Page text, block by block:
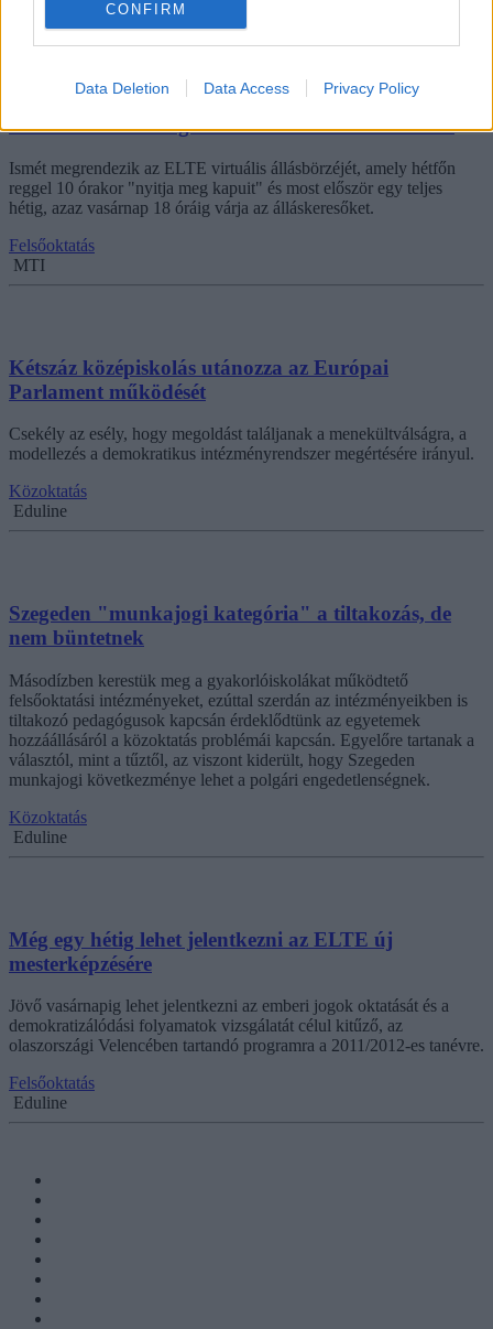
CONFIRM
Data Deletion Data Access Privacy Policy
Az otthonodban segít az ELTE az álláskeresésben
Ismét megrendezik az ELTE virtuális állásbörzéjét, amely hétfőn
reggel 10 órakor "nyitja meg kapuit" és most először egy teljes
hétig, azaz vasárnap 18 óráig várja az álláskeresőket.
Felsőoktatás
MTI
Kétszáz középiskolás utánozza az Európai
Parlament működését
Csekély az esély, hogy megoldást találjanak a menekültválságra, a
modellezés a demokratikus intézményrendszer megértésére irányul.
Közoktatás
Eduline
Szegeden "munkajogi kategória" a tiltakozás, de
nem büntetnek
Másodízben kerestük meg a gyakorlóiskolákat működtető
felsőoktatási intézményeket, ezúttal szerdán az intézményeikben is
tiltakozó pedagógusok kapcsán érdeklődtünk az egyetemek
hozzáállásáról a közoktatás problémái kapcsán. Egyelőre tartanak a
választól, mint a tűztől, az viszont kiderült, hogy Szegeden
munkajogi következménye lehet a polgári engedetlenségnek.
Közoktatás
Eduline
Még egy hétig lehet jelentkezni az ELTE új
mesterképzésére
Jövő vasárnapig lehet jelentkezni az emberi jogok oktatását és a
demokratizálódási folyamatok vizsgálatát célul kitűző, az
olaszországi Velencében tartandó programra a 2011/2012-es tanévre.
Felsőoktatás
Eduline